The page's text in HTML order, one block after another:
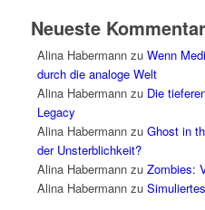
Neueste
Alina Habermannzu Wenn
durch die analoge Welt
Alina Habermannzu Die
Legacy
Alina Habermannzu Ghost in
der Unsterblichkeit?
Alina Habermannzu Zombies:
Alina Habermannzu